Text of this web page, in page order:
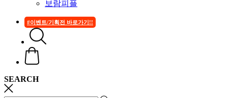
보람피플
#이벤트/기획전 바로가기!!
SEARCH